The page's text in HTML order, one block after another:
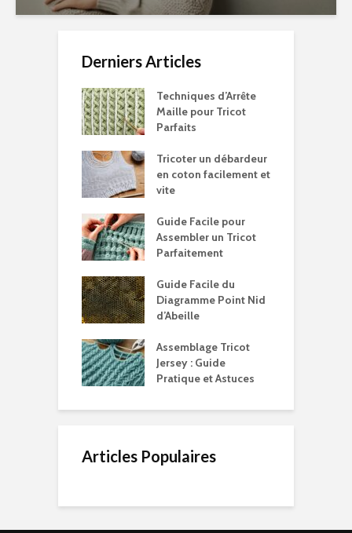
Derniers Articles
Techniques d’Arrête
Maille pour Tricot
Parfaits
Tricoter un débardeur
en coton facilement et
vite
Guide Facile pour
Assembler un Tricot
Parfaitement
Guide Facile du
Diagramme Point Nid
d’Abeille
Assemblage Tricot
Jersey : Guide
Pratique et Astuces
Articles Populaires